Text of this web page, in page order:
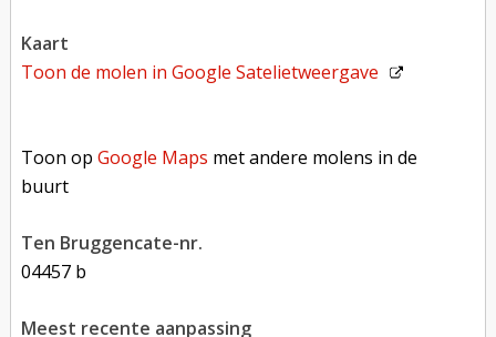
kaart
Toon de molen inGoogle Satelietweergave
Toon opGoogle Maps met andere molens in de
buurt
Ten Bruggencate-nr.
04457 b
Meest recente aanpassing